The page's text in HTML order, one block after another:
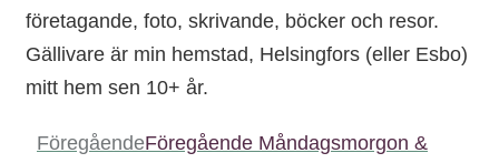
företagande, foto, skrivande, böcker och resor.
Gällivare är min hemstad, Helsingfors (eller Esbo)
mitt hem sen 10+ år.
FöregåendeFöregående Måndagsmorgon &